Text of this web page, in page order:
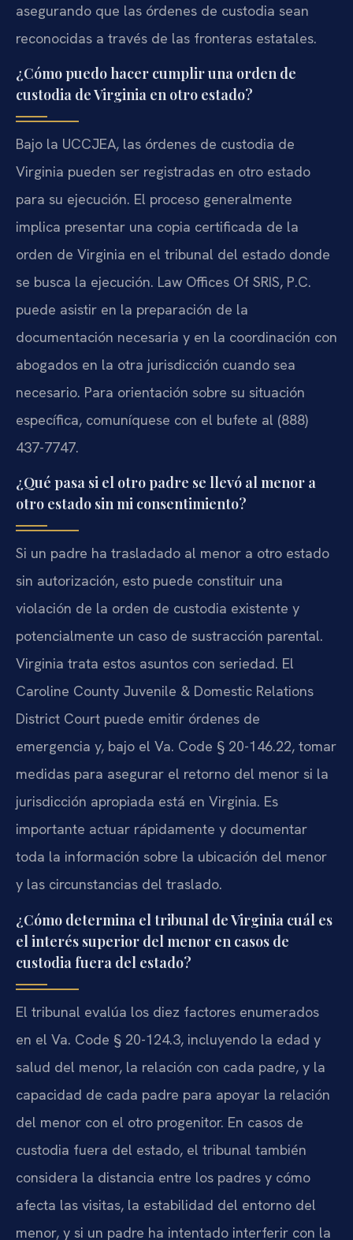
asegurando que las órdenes de custodia sean
reconocidas a través de las fronteras estatales.
¿Cómo puedo hacer cumplir una orden de
custodia de Virginia en otro estado?
Bajo la UCCJEA, las órdenes de custodia de
Virginia pueden ser registradas en otro estado
para su ejecución. El proceso generalmente
implica presentar una copia certificada de la
orden de Virginia en el tribunal del estado donde
se busca la ejecución. Law Offices Of SRIS, P.C.
puede asistir en la preparación de la
documentación necesaria y en la coordinación con
abogados en la otra jurisdicción cuando sea
necesario. Para orientación sobre su situación
específica, comuníquese con el bufete al (888)
437-7747.
¿Qué pasa si el otro padre se llevó al menor a
otro estado sin mi consentimiento?
Si un padre ha trasladado al menor a otro estado
sin autorización, esto puede constituir una
violación de la orden de custodia existente y
potencialmente un caso de sustracción parental.
Virginia trata estos asuntos con seriedad. El
Caroline County Juvenile & Domestic Relations
District Court puede emitir órdenes de
emergencia y, bajo el Va. Code § 20-146.22, tomar
medidas para asegurar el retorno del menor si la
jurisdicción apropiada está en Virginia. Es
importante actuar rápidamente y documentar
toda la información sobre la ubicación del menor
y las circunstancias del traslado.
¿Cómo determina el tribunal de Virginia cuál es
el interés superior del menor en casos de
custodia fuera del estado?
El tribunal evalúa los diez factores enumerados
en el Va. Code § 20-124.3, incluyendo la edad y
salud del menor, la relación con cada padre, y la
capacidad de cada padre para apoyar la relación
del menor con el otro progenitor. En casos de
custodia fuera del estado, el tribunal también
considera la distancia entre los padres y cómo
afecta las visitas, la estabilidad del entorno del
menor, y si un padre ha intentado interferir con la